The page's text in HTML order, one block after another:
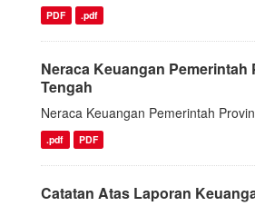
PDF .pdf
Neraca Keuangan Pemerintah
Tengah
Neraca Keuangan Pemerintah
.pdf PDF
Catatan Atas Laporan